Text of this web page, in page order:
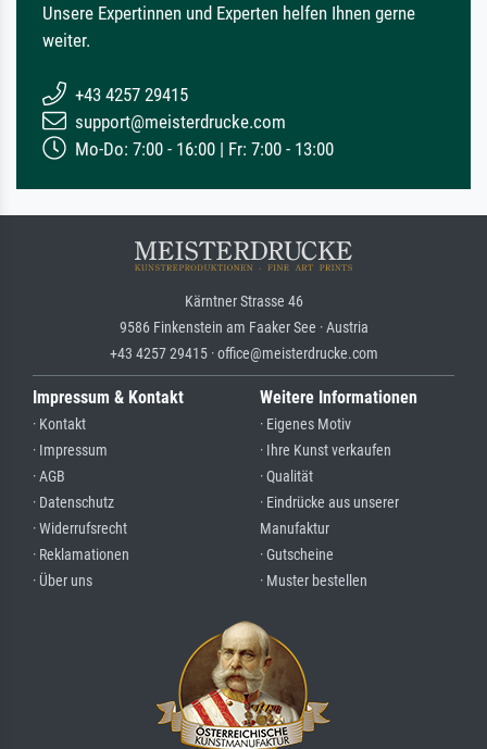
Unsere Expertinnen und Experten helfen Ihnen gerne
weiter.
+43 4257 29415
support@meisterdrucke.com
Mo-Do: 7:00 - 16:00 | Fr: 7:00 - 13:00
Kärntner Strasse 46
9586 Finkenstein am Faaker See · Austria
+43 4257 29415 · office@meisterdrucke.com
Impressum & Kontakt
· Kontakt
· Impressum
· AGB
· Datenschutz
· Widerrufsrecht
· Reklamationen
· Über uns
Weitere Informationen
· Eigenes Motiv
· Ihre Kunst verkaufen
· Qualität
· Eindrücke aus unserer
Manufaktur
· Gutscheine
· Muster bestellen